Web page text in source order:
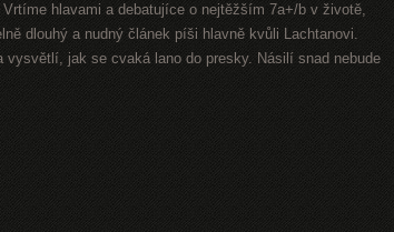
hlavami a debatujíce o nejtěžším 7a+/b v životě,
dlouhý a nudný článek píši hlavně kvůli Lachtanovi.
jak se cvaká lano do presky. Násilí snad nebude